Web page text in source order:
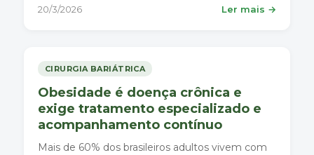
20/3/2026 Ler mais →
CIRURGIA BARIÁTRICA
Obesidade é doença crônica e
exige tratamento especializado e
acompanhamento contínuo
Mais de 60% dos brasileiros adultos vivem com